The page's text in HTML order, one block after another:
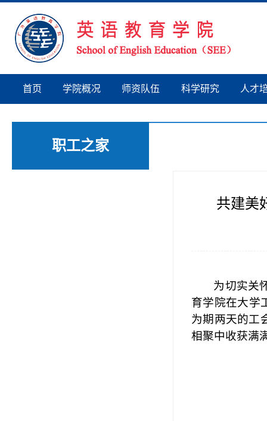
首页 学院概况 师资队伍 科学研究 人才
职工之家
共建美
为切实关
育学院在大学
为期两天的工
相聚中收获满